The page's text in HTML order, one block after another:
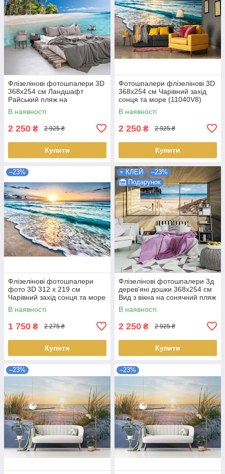
Флізелінові фотошпалери 3D
368x254 см Ландшафт
Райський пляж на
Карибському острові
(13990V8) Найкраща якість
В наявності
2 250 ₴ 2 925 ₴
Купити
Фотошпалери флізелінові 3D
368х254 см Чарівний захід
сонця та море (11040V8)
Найкраща якість
В наявності
2 250 ₴ 2 925 ₴
Купити
–23%
Флізелінові фотошпалери
фото 3D 312 х 219 см
Чарівний захід сонця та море
(11040VEXXL)+клей
Найкраща якість
В наявності
1 750 ₴ 2 275 ₴
Купити
+ КЛЕЙ
–23%
Подарунок
Флізелінові фотошпалери 3д
дерев'яні дошки 368х254 см
Вид з вікна на сонячний пляж
Найкраща якість клей
В наявності
2 250 ₴ 2 925 ₴
Купити
–23% –23%